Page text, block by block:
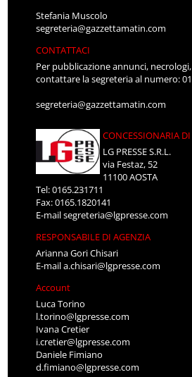
Stefania Muscolo
segreteria@gazzettamatin.com
CONTATTACI
Per pubblicazione annunci,
contattare la segreteria al numero:
segreteria@gazzettamatin.com
CONCESSIONARIA
LG PRESSE S.R.L.
via Festaz, 52
11100 AOSTA
Tel: 0165.231711
Fax: 0165.1820141
E-mailsegreteria@lgpresse.com
RESPONSABILE DI AGENZIA
Arianna Gori Chisari
E-maila.chisari@lgpresse.com
Account
Luca Torino
l.torino@lgpresse.com
Ivana Cretier
i.cretier@lgpresse.com
Daniele Fimiano
d.fimiano@lgpresse.com